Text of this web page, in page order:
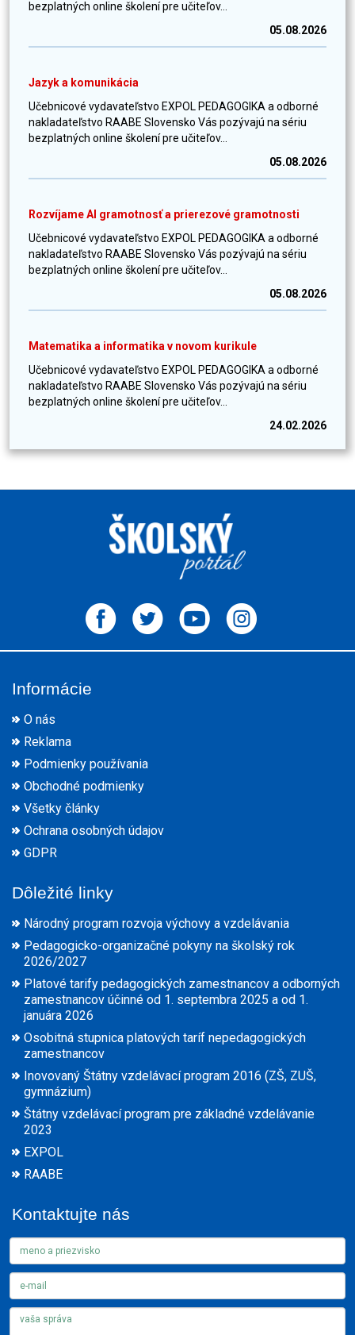
bezplatných online školení pre učiteľov...
05.08.2026
Jazyk a komunikácia
Učebnicové vydavateľstvo EXPOL PEDAGOGIKA a odborné
nakladateľstvo RAABE Slovensko Vás pozývajú na sériu
bezplatných online školení pre učiteľov...
05.08.2026
Rozvíjame AI gramotnosť a prierezové gramotnosti
Učebnicové vydavateľstvo EXPOL PEDAGOGIKA a odborné
nakladateľstvo RAABE Slovensko Vás pozývajú na sériu
bezplatných online školení pre učiteľov...
05.08.2026
Matematika a informatika v novom kurikule
Učebnicové vydavateľstvo EXPOL PEDAGOGIKA a odborné
nakladateľstvo RAABE Slovensko Vás pozývajú na sériu
bezplatných online školení pre učiteľov...
24.02.2026
Informácie
O nás
Reklama
Podmienky používania
Obchodné podmienky
Všetky články
Ochrana osobných údajov
GDPR
Dôležité linky
Národný program rozvoja výchovy a vzdelávania
Pedagogicko-organizačné pokyny na školský rok
2026/2027
Platové tarify pedagogických zamestnancov a odborných
zamestnancov účinné od 1. septembra 2025 a od 1.
januára 2026
Osobitná stupnica platových taríf nepedagogických
zamestnancov
Inovovaný Štátny vzdelávací program 2016 (ZŠ, ZUŠ,
gymnázium)
Štátny vzdelávací program pre základné vzdelávanie
2023
EXPOL
RAABE
Kontaktujte nás